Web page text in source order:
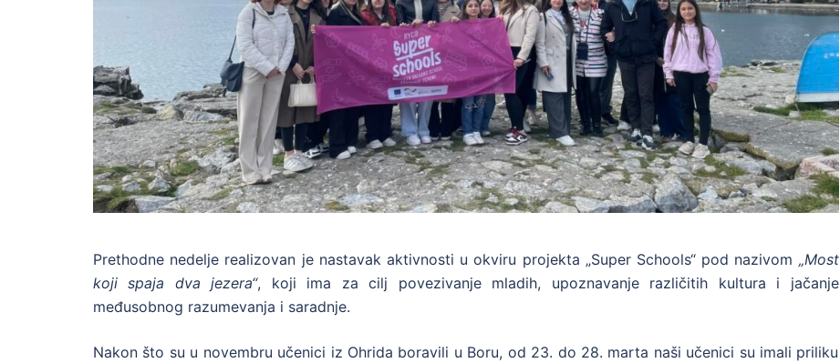
Prethodne nedelje realizovan je nastavak aktivnosti u okviru projekta „Super Schools“ pod nazivom „Most
koji spaja dva jezera“, koji ima za cilj povezivanje mladih, upoznavanje različitih kultura i jačanje
međusobnog razumevanja i saradnje.
Nakon što su u novembru učenici iz Ohrida boravili u Boru, od 23. do 28. marta naši učenici su imali priliku